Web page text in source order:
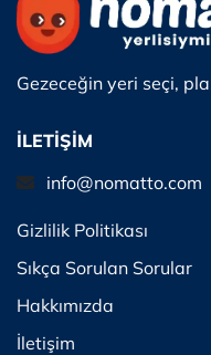
Gezeceğin yeri seçi,
İLETİŞİM
info@nomatto.com
Gizlilik Politikası
Sıkça Sorulan Sorular
Hakkımızda
İletişim